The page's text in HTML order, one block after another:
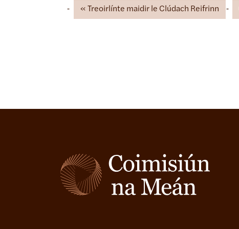
Treoirlínte maidir le Clúdach Reifrinn